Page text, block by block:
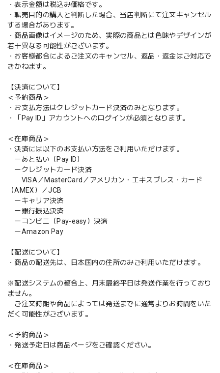
・表示金額は税込み価格です。
・転売目的の購入と判断した場合、当店判断にて注文キャンセル
する場合があります。
・商品画像はイメージのため、実際の商品とは色味やデザインが
若干異なる可能性がございます。
・お客様都合によるご注文のキャンセル、返品・返金はご対応で
きかねます。
【決済について】
＜予約商品＞
・お支払方法はクレジットカード決済のみとなります。
・「Pay ID」アカウントへのログインが必須となります。
＜在庫商品＞
・決済には以下のお支払い方法をご利用いただけます。
ーあと払い（Pay ID）
ークレジットカード決済
VISA／MasterCard／アメリカン・エキスプレス・カード
（AMEX）／JCB
ーキャリア決済
ー銀行振込決済
ーコンビニ（Pay-easy）決済
ーAmazon Pay
【配送について】
・商品の配送先は、日本国内の住所のみご利用いただけます。
※配送システムの都合上、月末最終平日は発送作業を行っており
ません。
ご注文時期や商品によっては発送までに通常よりお時間をいた
だく可能性がございます。
＜予約商品＞
・発送予定日は商品ページをご確認ください。
＜在庫商品＞